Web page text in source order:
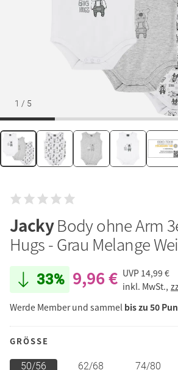
1 / 5
JackyBody ohne Arm
Hugs - Grau Melange
33% 9,96 € UVP 14,99 €
inkl. MwSt.,
Werde Member und sammel bis zu 50
GRÖSSE
50/56 62/68 74/80